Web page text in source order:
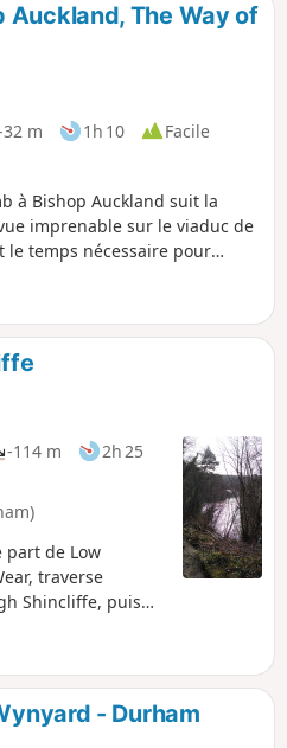
Auckland, The Way of
m 1h 10
Facile
à Bishop Auckland suit la
imprenable sur le viaduc de
le temps nécessaire pour
-114 m
2h 25
part de Low
traverse
Shincliffe, puis
- Durham